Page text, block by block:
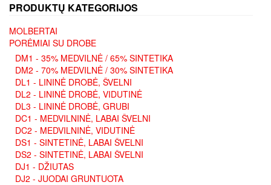
PRODUKTŲ KATEGORIJOS
MOLBERTAI
PORĖMIAI SU DROBE
DM1 - 35% MEDVILNĖ / 65% SINTETIKA
DM2 - 70% MEDVILNĖ / 30% SINTETIKA
DL1 - LININĖ DROBĖ, ŠVELNI
DL2 - LININĖ DROBĖ, VIDUTINĖ
DL3 - LININĖ DROBĖ, GRUBI
DC1 - MEDVILNINĖ, LABAI ŠVELNI
DC2 - MEDVILNINĖ, VIDUTINĖ
DS1 - SINTETINĖ, LABAI ŠVELNI
DS2 - SINTETINĖ, LABAI ŠVELNI
DJ1 - DŽIUTAS
DJ2 - JUODAI GRUNTUOTA